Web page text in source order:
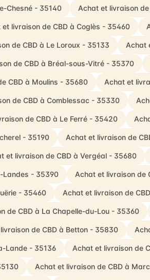
Chesné - 35140 Achat et livraison
et livraison de CBD à Coglès - 35460
de CBD à Le Loroux - 35133 Achat
de CBD à Bréal-sous-Vitré - 35370
CBD à Moulins - 35680 Achat et
de CBD à Comblessac - 35330
de CBD à Le Ferré - 35420
- 35190 Achat et livraison de
et livraison de CBD à Vergéal - 35680
Landes - 35390 Achat et livraison de
- 35460 Achat et livraison de
de CBD à La Chapelle-du-Lou - 35360
de CBD à Betton - 35830
Lande - 35136 Achat et livraison de
Achat et livraison de CBD à